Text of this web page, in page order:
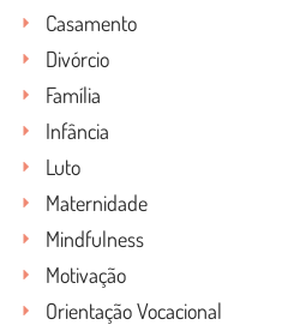
Casamento
Divórcio
Família
Infância
Luto
Maternidade
Mindfulness
Motivação
Orientação Vocacional